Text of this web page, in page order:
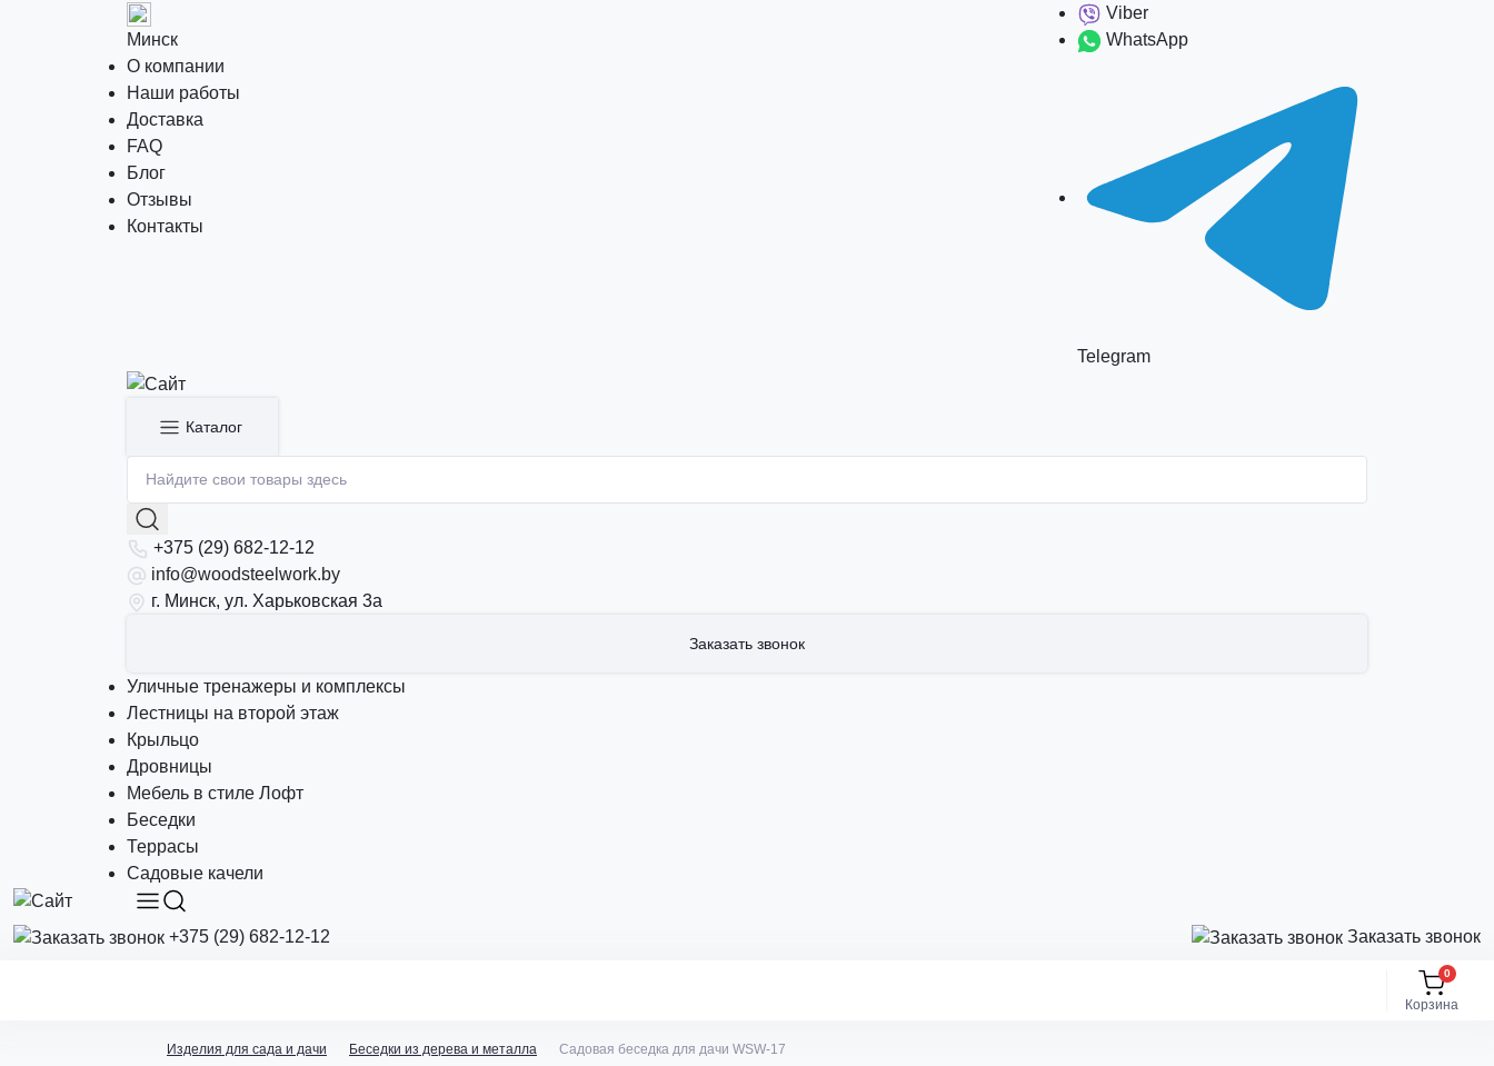
Минск
О компании
Наши работы
Доставка
FAQ
Блог
Отзывы
Контакты
Viber
WhatsApp
Telegram
Каталог
+375 (29) 682-12-12
info@woodsteelwork.by
г. Минск, ул. Харьковская 3а
Заказать звонок
Уличные тренажеры и комплексы
Лестницы на второй этаж
Крыльцо
Дровницы
Мебель в стиле Лофт
Беседки
Террасы
Садовые качели
+375 (29) 682-12-12 Заказать звонок
Корзина
0
Изделия для сада и дачи Беседки из дерева и металла Садовая беседка для дачи WSW-17